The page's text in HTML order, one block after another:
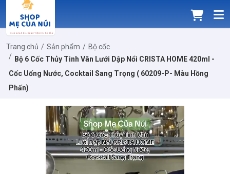
Trang chủ Sản phẩm
Bộ cốc
Bộ 6 Cốc Thủy Tinh Vân Lưới Dập Nổi CRISTA HOME 420ml -
Cốc Uống Nước, Cocktail Sang Trọng ( 60209-P- Màu Hồng
Phấn)